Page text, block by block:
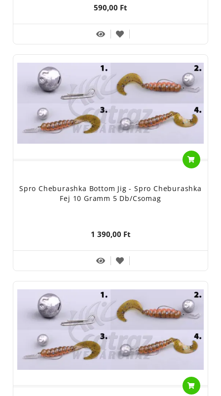
590,00 Ft
Spro Cheburashka Bottom Jig - Spro Cheburashka
Fej 10 Gramm 5 Db/csomag
1 390,00 Ft